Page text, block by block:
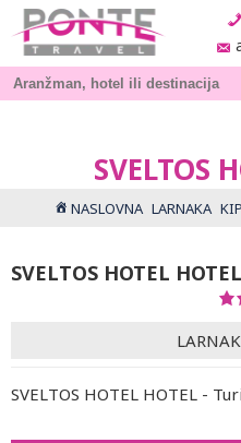
SVELTOS
NASLOVNA LARNAKA
SVELTOS HOTEL HOTEL
SVELTOS HOTEL HOTEL -